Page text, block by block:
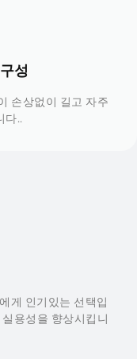
성
손상없이 길고 자주
다..
게 인기있는 선택입
용성을 향상시킵니